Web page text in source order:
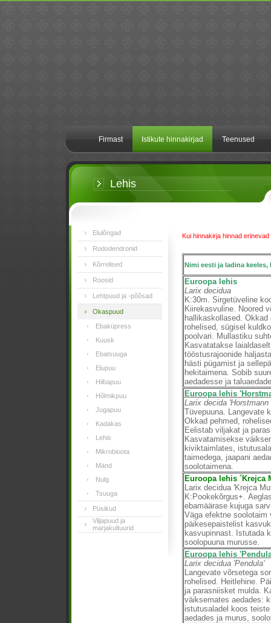
Firmast Istikute hinnakirjad Teenused
Lehis
Elulõngad
Rododendronid
Kõrrelised
Roosid
Lehtpuud ja -põõsad
Okaspuud
Ebaküpress
Kuusk
Ebatsuuga
Elupuu
Hiibapuu
Hõlmikpuu
Jugapuu
Kadakas
Lehis
Mikrobioota
Mänd
Nulg
Tsuuga
Püsikud
Viljapuud ja
marjakultuurid
Kui hinnakirja hinnad
Nimi eesti ja ladina keeles,
Euroopa lehis
Larix decidua
K:30m. Sirgetüveline
Kiirekasvuline. Noored
hallikaskollased. Okkad
rohelised, sügisel
poolvari. Mullastiku
Kasvatatakse
tööstusrajoonide
hästi pügamist ja
hekitaimena. Sobib
aedadesse ja
Euroopa lehis
Larix decida 'Horstmann
Tüvepuuna. Langevate
Okkad pehmed,
Eelistab viljakat ja
Kasvatamisekse
kiviktaimlates,
taimedega, jaapani
soolotaimena.
Euroopa lehis ´Krejca
Larix decidua 'Krejca
K:Pookekõrgus+.
ebamäärase kujuga
Väga efektne soolotaim
päikesepaistelist
kasvupinnast. Istutada
soolopuuna murusse.
Euroopa lehis
Larix decidua 'Pendula'
Langevate võrsetega
rohelised. Heitlehine.
ja parasniisket mulda.
väiksemates aedades:
istutusaladel koos
aedades ja murus,